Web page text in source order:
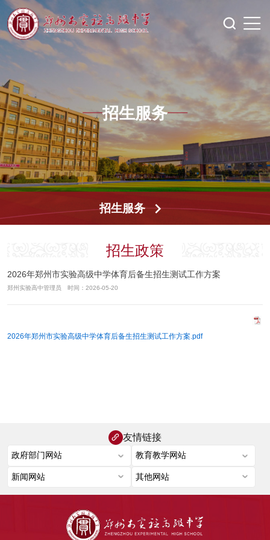
招生服务
招生服务
招生政策
2026年郑州市实验高级中学体育后备生招生测试工作方案
郑州实验高中管理员 时间：2026-05-20
2026年郑州市实验高级中学体育后备生招生测试工作方案.pdf
友情链接